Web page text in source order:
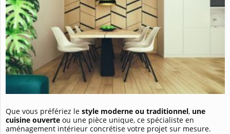
Que vous préfériez le style moderne ou traditionnel, une
cuisine ouverte ou une pièce unique, ce spécialiste en
aménagement intérieur concrétise votre projet sur mesure.